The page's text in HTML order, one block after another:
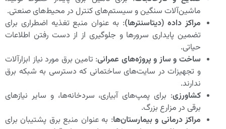
ماشین‌آلات سنگین و سیستم‌های کنترل در محیط‌های صنعتی.
مراکز داده (دیتاسنترها): به عنوان منبع تغذیه اضطراری برای
تضمین پایداری سرورها و جلوگیری از از دست رفتن اطلاعات
حیاتی.
ساخت و ساز و پروژه‌های عمرانی: تامین برق مورد نیاز ابزارآلات
و تجهیزات در سایت‌های ساختمانی که دسترسی به شبکه برق
ندارند.
کشاورزی: برای پمپ‌های آبیاری، سردخانه‌ها، و سایر نیازهای
برقی در مزارع بزرگ.
مراکز درمانی و بیمارستان‌ها: به عنوان منبع برق پشتیبان برای